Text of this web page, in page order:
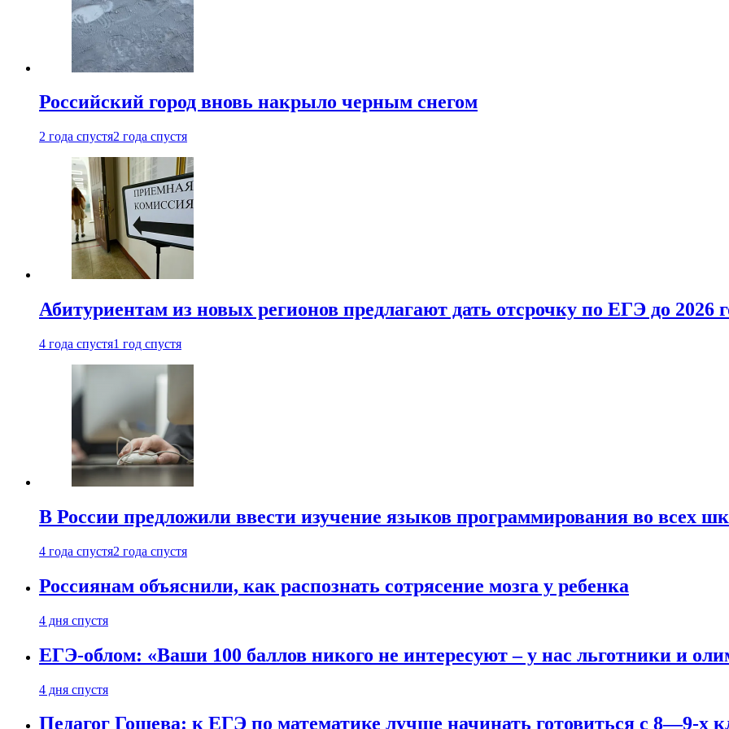
Российский город вновь накрыло черным снегом
2 года спустя2 года спустя
Абитуриентам из новых регионов предлагают дать отсрочку по ЕГЭ до 2026
4 года спустя1 год спустя
В России предложили ввести изучение языков программирования во всех
4 года спустя2 года спустя
Россиянам объяснили, как распознать сотрясение мозга у ребенка
4 дня спустя
ЕГЭ-облом: «Ваши 100 баллов никого не интересуют – у нас льготники и
4 дня спустя
Педагог Гошева: к ЕГЭ по математике лучше начинать готовиться с 8—9-х